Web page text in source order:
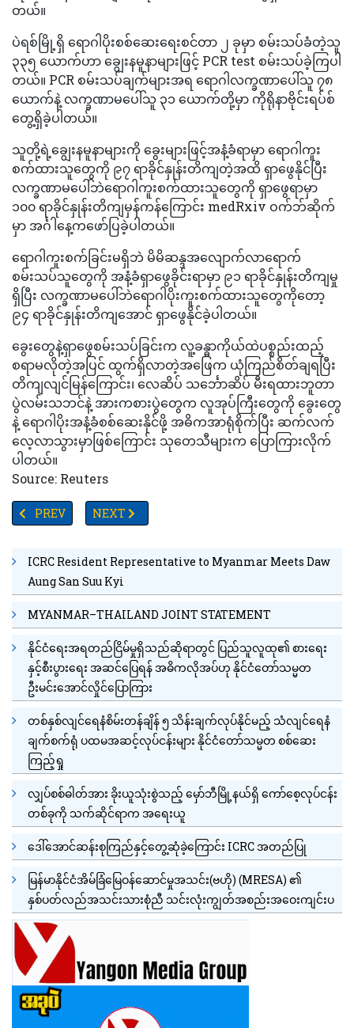
တယ်။
ပဲရစ်မြို့ရှိ ရောဂါပိုးစစ်ဆေးရေးစင်တာ ၂ ခုမှာ စမ်းသပ်ခံတဲ့သူ
၃၃၅ ယောက်ဟာ ချွေးနမူနာများဖြင့် PCR test စမ်းသပ်ခဲ့ကြပါ
တယ်။ PCR စမ်းသပ်ချက်များအရ ရောဂါလက္ခဏာပေါ်သူ ၇၈
ယောက်နဲ့ လက္ခဏာမပေါ်သူ ၃၁ ယောက်တို့မှာ ကိုရိုနာဗိုင်းရပ်စ်
တွေ့ရှိခဲ့ပါတယ်။
သူတို့ရဲ့ချွေးနမူနာများကို ခွေးများဖြင့်အနံ့ခံရာမှာ ရောဂါကူး
စက်ထားသူတွေကို ၉၇ ရာခိုင်နှုန်းတိကျတဲ့အထိ ရှာဖွေနိုင်ပြီး
လက္ခဏာမပေါ်ဘဲရောဂါကူးစက်ထားသူတွေကို ရှာဖွေရာမှာ
၁၀၀ ရာခိုင်နှုန်းတိကျမှန်ကန်ကြောင်း medRxiv ဝက်ဘ်ဆိုက်
မှာ အင်္ဂါနေ့ကဖော်ပြခဲ့ပါတယ်။
ရောဂါကူးစက်ခြင်းမရှိဘဲ မိမိဆန္ဒအလျောက်လာရောက်
စမ်းသပ်သူတွေကို အနံ့ခံရှာဖွေခိုင်းရာမှာ ၉၁ ရာခိုင်နှုန်းတိကျမှု
ရှိပြီး လက္ခဏာမပေါ်ဘဲရောဂါပိုးကူးစက်ထားသူတွေကိုတော့
၉၄ ရာခိုင်နှုန်းတိကျအောင် ရှာဖွေနိုင်ခဲ့ပါတယ်။
ခွေးတွေနဲ့ရှာဖွေစမ်းသပ်ခြင်းက လူ့ခန္ဓာကိုယ်ထဲပစ္စည်းထည့်
စရာမလိုတဲ့အပြင် ထွက်ရှိလာတဲ့အဖြေက ယုံကြည်စိတ်ချရပြီး
တိကျလျင်မြန်ကြောင်း၊ လေဆိပ် သင်္ဘောဆိပ် မီးရထားဘူတာ
ပွဲလမ်းသဘင်နဲ့ အားကစားပွဲတွေက လူအုပ်ကြီးတွေကို ခွေးတွေ
နဲ့ ရောဂါပိုးအနံ့ခံစစ်ဆေးနိုင်ဖို့ အဓိကအာရုံစိုက်ပြီး ဆက်လက်
လေ့လာသွားမှာဖြစ်ကြောင်း သုတေသီများက ပြောကြားလိုက်
ပါတယ်။
Source: Reuters
PREVIOUS ARTICLE: ဖိုင်ဇာကိုဗစ်ကုသရေးသောက်ဆေး ကမ္ဘာ့နေ
PREV NEXT ARTICLE: တရုတ်နိုင်ငံတွင် စေ့စပ်လက်ထပ်ပွဲ
NEXT
ICRC Resident Representative to Myanmar Meets Daw
Aung San Suu Kyi
MYANMAR–THAILAND JOINT STATEMENT
နိုင်ငံရေးအရတည်ငြိမ်မှုရှိသည်ဆိုရာတွင် ပြည်သူလူထု၏ စားရေး
နှင့်စီးပွားရေး အဆင်ပြေရန် အဓိကလိုအပ်ဟု နိုင်ငံတော်သမ္မတ
ဦးမင်းအောင်လှိုင်ပြောကြား
တစ်နှစ်လျင်ရေနံစိမ်းတန်ချိန် ၅ သိန်းချက်လုပ်နိုင်မည့် သံလျင်ရေနံ
ချက်စက်ရုံ ပထမအဆင့်လုပ်ငန်းများ နိုင်ငံတော်သမ္မတ စစ်ဆေး
ကြည့်ရှု
လျှပ်စစ်ဓါတ်အား ခိုးယူသုံးစွဲသည့် မှော်ဘီမြို့နယ်ရှိ ကော်စေ့လုပ်ငန်း
တစ်ခုကို သက်ဆိုင်ရာက အရေးယူ
ဒေါ်အောင်ဆန်းစုကြည်နှင့်တွေ့ဆုံခဲ့ကြောင်း ICRC အတည်ပြု
မြန်မာနိုင်ငံအိမ်ခြံမြေဝန်ဆောင်မှုအသင်း(ဗဟို) (MRESA) ၏
နှစ်ပတ်လည်အသင်းသားစုံညီ သင်းလုံးကျွတ်အစည်းအဝေးကျင်းပ